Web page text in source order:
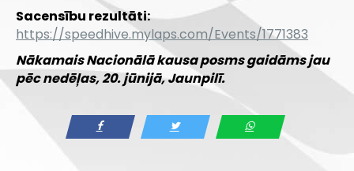
Sacensību rezultāti:
https://speedhive.mylaps.com/Events/1771383
Nākamais Nacionālā kausa posms gaidāms jau
pēc nedēļas, 20. jūnijā, Jaunpilī.